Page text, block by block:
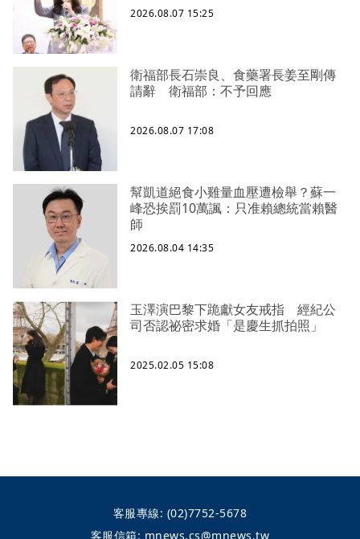
2026.08.07 15:25
衛福部長石崇良、食藥署長姜至剛傳
請辭 衛福部：不予回應
2026.08.07 17:08
幫凱道絕食小雞量血壓遭檢舉？蘇一
峰恐挨罰10萬諷：只准賴總統當賴醫
師
2026.08.04 14:35
玉澤演巴黎下跪獻女友戒指 經紀公
司否認祕密求婚「是慶生抓拍照」
2025.02.05 15:08
客服專線: (02)7752-5678
客服信箱: mnews.cs@mnews.tw